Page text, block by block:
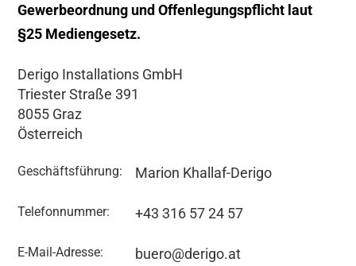
Gewerbeordnung und Offenlegungspflicht laut
§25 Mediengesetz.
Derigo Installations GmbH
Triester Straße 391
8055 Graz
Österreich
Geschäftsführung: Marion Khallaf-Derigo
Telefonnummer: +43 316 57 24 57
E-Mail-Adresse: buero@derigo.at